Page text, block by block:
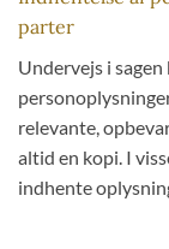
parter
Undervejs i
relevante,
altid en kopi. I
indhente